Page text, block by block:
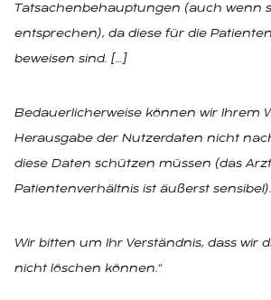
Tatsachenbehauptungen (auch wenn
entsprechen), da diese für die
beweisen sind. […]
Bedauerlicherweise können wir Ihrem
Herausgabe der Nutzerdaten nicht
diese Daten schützen müssen (das
Patientenverhältnis ist äußerst sensibel).
Wir bitten um Ihr Verständnis, dass wir
nicht löschen können.“